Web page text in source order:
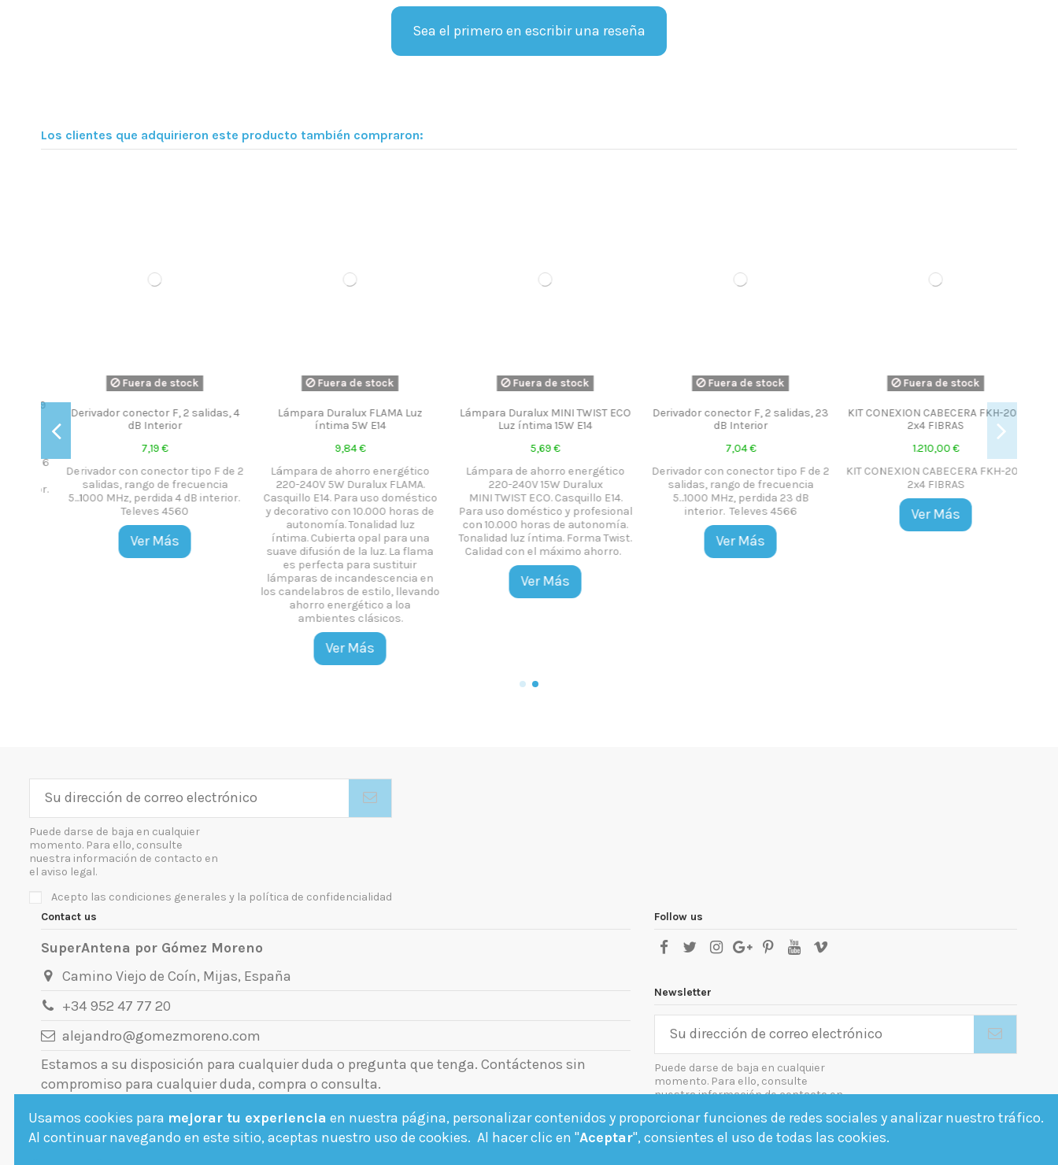
Sea el primero en escribir una reseña
Los clientes que adquirieron este producto también compraron:
Fuera de stock
Derivador conector F, 2 salidas, 4
dB Interior
7,19 €
Derivador con conector tipo F de 2
salidas, rango de frecuencia
5...1000 MHz, perdida 4 dB interior.
Televes 4560
Ver Más
Fuera de stock
Lámpara Duralux FLAMA Luz
íntima 5W E14
9,84 €
Lámpara de ahorro energético
220-240V 5W Duralux FLAMA.
Casquillo E14. Para uso doméstico
y decorativo con 10.000 horas de
autonomía. Tonalidad luz
íntima. Cubierta opal para una
suave difusión de la luz. La flama
es perfecta para sustituir
lámparas de incandescencia en
los candelabros de estilo, llevando
ahorro energético a loa
ambientes clásicos.
Ver Más
Fuera de stock
Lámpara Duralux MINI TWIST ECO
Luz íntima 15W E14
5,69 €
Lámpara de ahorro energético
220-240V 15W Duralux
MINI TWIST ECO. Casquillo E14.
Para uso doméstico y profesional
con 10.000 horas de autonomía.
Tonalidad luz íntima. Forma Twist.
Calidad con el máximo ahorro.
Ver Más
Fuera de stock
Derivador conector F, 2 salidas, 23
dB Interior
7,04 €
Derivador con conector tipo F de 2
salidas, rango de frecuencia
5...1000 MHz, perdida 23 dB
interior. Televes 4566
Ver Más
Fuera de stock
KIT CONEXION CABECERA FKH-208
2x4 FIBRAS
1.210,00 €
KIT CONEXION CABECERA FKH-208
2x4 FIBRAS
Ver Más
Puede darse de baja en cualquier
momento. Para ello, consulte
nuestra información de contacto en
el aviso legal.
Acepto las condiciones generales y la política de confidencialidad
Contact us
SuperAntena por Gómez Moreno
Camino Viejo de Coín, Mijas, España
+34 952 47 77 20
alejandro@gomezmoreno.com
Estamos a su disposición para cualquier duda o pregunta que tenga. Contáctenos sin
compromiso para cualquier duda, compra o consulta.
Follow us
Newsletter
Puede darse de baja en cualquier
momento. Para ello, consulte
nuestra información de contacto en
Acepto las condiciones generales y la política de confidencialidad
Usamos cookies para mejorar tu experiencia en nuestra página, personalizar contenidos y proporcionar funciones de redes sociales y analizar nuestro tráfico.
Al continuar navegando en este sitio, aceptas nuestro uso de cookies. Al hacer clic en "Aceptar", consientes el uso de todas las cookies.